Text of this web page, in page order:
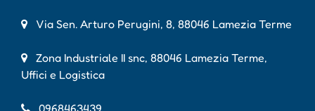
Via Sen. Arturo Perugini, 8, 88046 Lamezia Terme
Zona Industriale II snc, 88046 Lamezia Terme,
Uffici e Logistica
0968463439